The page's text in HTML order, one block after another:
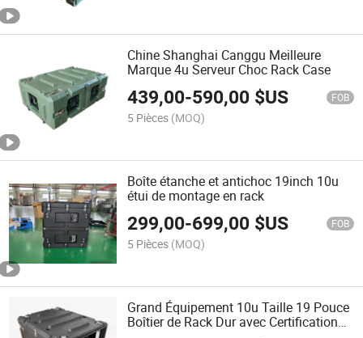
Chine Shanghai Canggu Meilleure
Marque 4u Serveur Choc Rack Case
439,00-590,00 $US FOB
5 Pièces (MOQ)
Boîte étanche et antichoc 19inch 10u
étui de montage en rack
299,00-699,00 $US FOB
5 Pièces (MOQ)
Grand Équipement 10u Taille 19 Pouce
Boîtier de Rack Dur avec Certification